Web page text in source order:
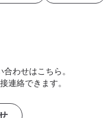
わせはこちら。
連絡できます。